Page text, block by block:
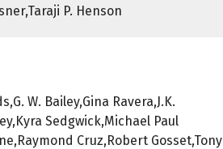
P. Henson
W. Bailey,Gina Ravera,J.K.
Sedgwick,Michael Paul
Cruz,Robert Gosset,Tony